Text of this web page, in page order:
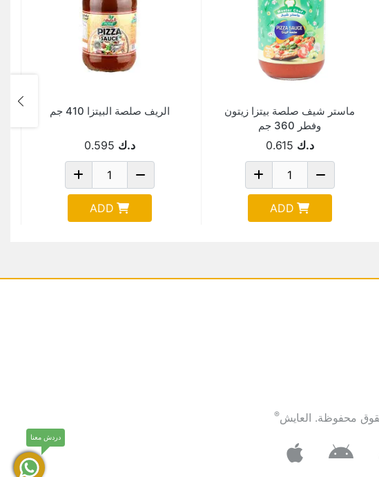
ماستر شيف صلصة بيتزا زيتون
وفطر 360 جم
د.ك 0.615
ADD
الريف صلصة البيتزا 410 جم
د.ك 0.595
ADD
العايش®
دردش معنا